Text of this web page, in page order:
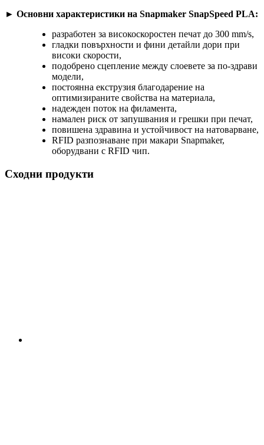
► Основни характеристики на Snapmaker SnapSpeed PLA:
разработен за високоскоростен печат до 300 mm/s,
гладки повърхности и фини детайли дори при
високи скорости,
подобрено сцепление между слоевете за по-здрави
модели,
постоянна екструзия благодарение на
оптимизираните свойства на материала,
надежден поток на филамента,
намален риск от запушвания и грешки при печат,
повишена здравина и устойчивост на натоварване,
RFID разпознаване при макари Snapmaker,
оборудвани с RFID чип.
Сходни продукти